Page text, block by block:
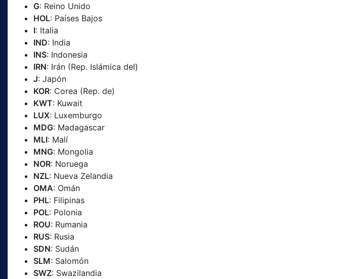
G: Reino Unido
HOL: Países Bajos
I: Italia
IND: India
INS: Indonesia
IRN: Irán (Rep. Islámica del)
J: Japón
KOR: Corea (Rep. de)
KWT: Kuwait
LUX: Luxemburgo
MDG: Madagascar
MLI: Malí
MNG: Mongolia
NOR: Noruega
NZL: Nueva Zelandia
OMA: Omán
PHL: Filipinas
POL: Polonia
ROU: Rumania
RUS: Rusia
SDN: Sudán
SLM: Salomón
SWZ: Swazilandia